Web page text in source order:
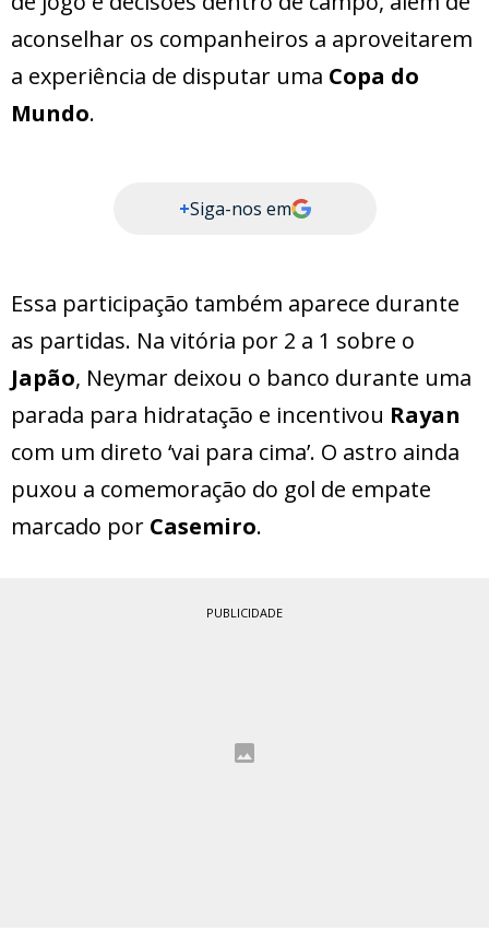
aconselhar os companheiros a aproveitarem
a experiência de disputar uma Copa do
Mundo.
+Siga-nos em
Essa participação também aparece durante
as partidas. Na vitória por 2 a 1 sobre o
Japão, Neymar deixou o banco durante uma
parada para hidratação e incentivou Rayan
com um direto ‘vai para cima’. O astro ainda
puxou a comemoração do gol de empate
marcado por Casemiro.
PUBLICIDADE